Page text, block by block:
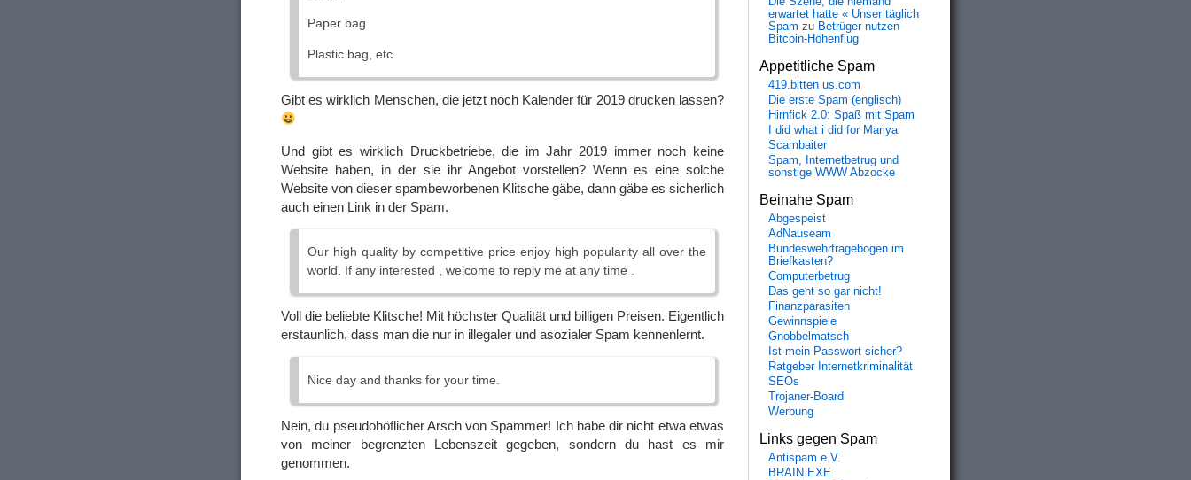
Paper bag
Plastic bag, etc.
Gibt es wirklich Menschen, die jetzt noch Kalender für 2019 drucken lassen?
Und gibt es wirklich Druckbetriebe, die im Jahr 2019 immer noch keine
Website haben, in der sie ihr Angebot vorstellen? Wenn es eine solche
Website von dieser spambeworbenen Klitsche gäbe, dann gäbe es sicherlich
auch einen Link in der Spam.
Our high quality by competitive price enjoy high popularity all over the
world. If any interested , welcome to reply me at any time .
Voll die beliebte Klitsche! Mit höchster Qualität und billigen Preisen. Eigentlich
erstaunlich, dass man die nur in illegaler und asozialer Spam kennenlernt.
Nice day and thanks for your time.
Nein, du pseudohöflicher Arsch von Spammer! Ich habe dir nicht etwa etwas
von meiner begrenzten Lebenszeit gegeben, sondern du hast es mir
genommen.
erwartet hatte « Unser täglich
Spam zu Betrüger nutzen
Bitcoin-Höhenflug
Appetitliche Spam
419.bitten us.com
Die erste Spam (englisch)
Hirnfick 2.0: Spaß mit Spam
I did what i did for Mariya
Scambaiter
Spam, Internetbetrug und
sonstige WWW Abzocke
Beinahe Spam
Abgespeist
AdNauseam
Bundeswehrfragebogen im
Briefkasten?
Computerbetrug
Das geht so gar nicht!
Finanzparasiten
Gewinnspiele
Gnobbelmatsch
Ist mein Passwort sicher?
Ratgeber Internetkriminalität
SEOs
Trojaner-Board
Werbung
Links gegen Spam
Antispam e.V.
BRAIN.EXE